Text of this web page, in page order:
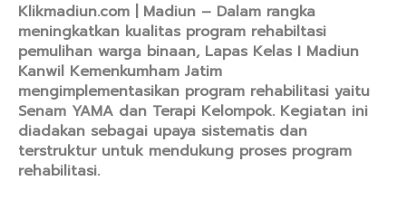
Klikmadiun.com | Madiun – Dalam rangka
meningkatkan kualitas program rehabiltasi
pemulihan warga binaan, Lapas Kelas I Madiun
Kanwil Kemenkumham Jatim
mengimplementasikan program rehabilitasi yaitu
Senam YAMA dan Terapi Kelompok. Kegiatan ini
diadakan sebagai upaya sistematis dan
terstruktur untuk mendukung proses program
rehabilitasi.